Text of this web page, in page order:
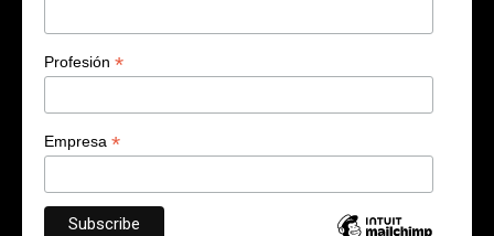
Profesión *
Empresa *